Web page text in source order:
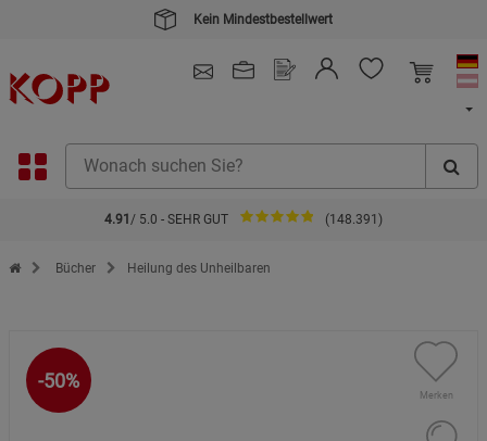
Kein Mindestbestellwert
4.91 / 5.0 - SEHR GUT (148.391)
Zur Startseite des Kopp Verlag Online-Shop
Bücher Heilung des Unheilbaren
-50%
Merken